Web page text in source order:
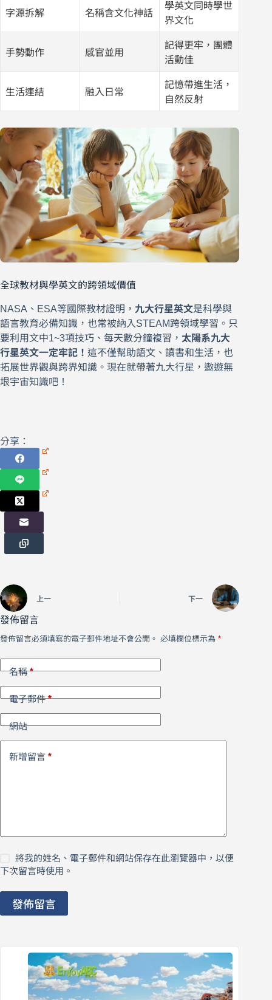
字源拆解 名稱含文化神話
學英文同時學世
界文化
手勢動作 感官並用
記得更牢，團體
活動佳
生活連結 融入日常
記憶帶進生活，
自然反射
全球教材與學英文的跨領域價值
NASA、ESA等國際教材證明， 九大行星英文是科學與
語言教育必備知識，也常被納入STEAM跨領域學習。只
要利用文中1~3項技巧、每天數分鐘複習， 太陽系九大
行星英文一定牢記！ 這不僅幫助語文、讀書和生活，也
拓展世界觀與跨界知識。現在就帶著九大行星，遨遊無
垠宇宙知識吧！
分享：
上一 下一
發佈留言
發佈留言必須填寫的電子郵件地址不會公開。 必填欄位標示為 *
名稱*
電子郵件*
網站
新增留言 *
將我的姓名、電子郵件和網站保存在此瀏覽器中，以便
下次留言時使用。
發佈留言